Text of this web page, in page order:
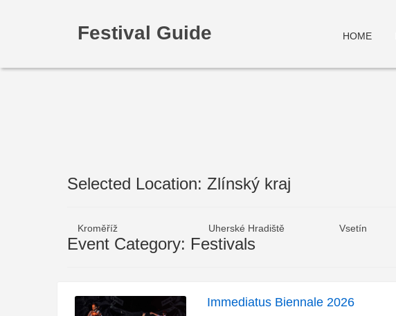
Festival Guide HOME
Selected Location: Zlínský kraj
Kroměříž Uherské Hradiště Vsetín
Event Category: Festivals
Immediatus Biennale 2026